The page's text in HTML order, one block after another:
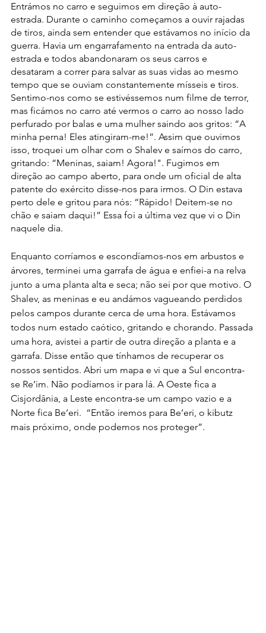
Entrámos no carro e seguimos em direção à auto-
estrada. Durante o caminho começamos a ouvir rajadas
de tiros, ainda sem entender que estávamos no início da
guerra. Havia um engarrafamento na entrada da auto-
estrada e todos abandonaram os seus carros e
desataram a correr para salvar as suas vidas ao mesmo
tempo que se ouviam constantemente mísseis e tiros.
Sentimo-nos como se estivéssemos num filme de terror,
mas ficámos no carro até vermos o carro ao nosso lado
perfurado por balas e uma mulher saindo aos gritos: “A
minha perna! Eles atingiram-me!”. Assim que ouvimos
isso, troquei um olhar com o Shalev e saímos do carro,
gritando: “Meninas, saiam! Agora!". Fugimos em
direção ao campo aberto, para onde um oficial de alta
patente do exército disse-nos para irmos. O Din estava
perto dele e gritou para nós: “Rápido! Deitem-se no
chão e saiam daqui!” Essa foi a última vez que vi o Din
naquele dia.
Enquanto corríamos e escondíamos-nos em arbustos e
árvores, terminei uma garrafa de água e enfiei-a na relva
junto a uma planta alta e seca; não sei por que motivo. O
Shalev, as meninas e eu andámos vagueando perdidos
pelos campos durante cerca de uma hora. Estávamos
todos num estado caótico, gritando e chorando. Passada
uma hora, avistei a partir de outra direção a planta e a
garrafa. Disse então que tínhamos de recuperar os
nossos sentidos. Abri um mapa e vi que a Sul encontra-
se Re’im. Não podíamos ir para lá. A Oeste fica a
Cisjordânia, a Leste encontra-se um campo vazio e a
Norte fica Be’eri.  “Então iremos para Be’eri, o kibutz
mais próximo, onde podemos nos proteger”.